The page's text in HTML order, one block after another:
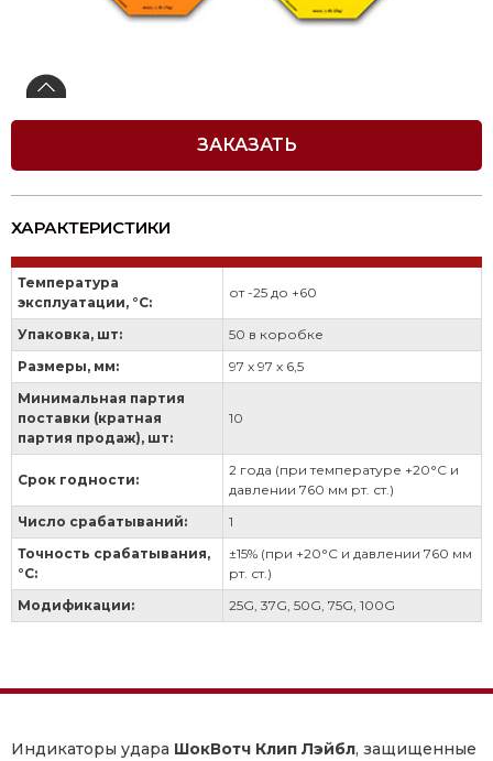
ЗАКАЗАТЬ
ХАРАКТЕРИСТИКИ
Температура
эксплуатации, °С:
от -25 до +60
Упаковка, шт:
50 в коробке
Размеры, мм:
97 х 97 х 6,5
Минимальная партия
поставки (кратная
партия продаж), шт:
10
Срок годности:
2 года (при температуре +20°С и
давлении 760 мм рт. ст.)
Число срабатываний:
1
Точность срабатывания,
°С:
±15% (при +20°С и давлении 760 мм
рт. ст.)
Модификации:
25G, 37G, 50G, 75G, 100G
Индикаторы удара ШокВотч Клип Лэйбл, защищенные